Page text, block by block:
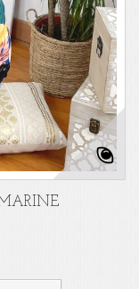
MARINE